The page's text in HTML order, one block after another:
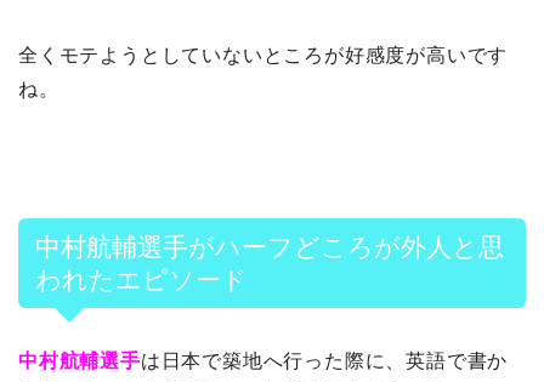
全くモテようとしていないところが好感度が高いです
ね。
中村航輔選手がハーフどころが外人と思
われたエピソード
中村航輔選手は日本で築地へ行った際に、英語で書か